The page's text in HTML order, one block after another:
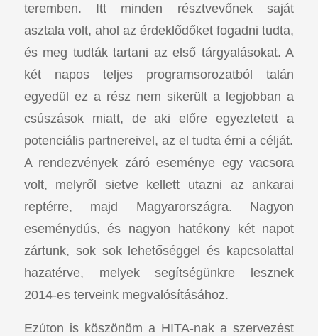
teremben. Itt minden résztvevőnek saját
asztala volt, ahol az érdeklődőket fogadni tudta,
és meg tudták tartani az első tárgyalásokat. A
két napos teljes programsorozatból talán
egyedül ez a rész nem sikerült a legjobban a
csúszások miatt, de aki előre egyeztetett a
potenciális partnereivel, az el tudta érni a célját.
A rendezvények záró eseménye egy vacsora
volt, melyről sietve kellett utazni az ankarai
reptérre, majd Magyarországra. Nagyon
eseménydús, és nagyon hatékony két napot
zártunk, sok sok lehetőséggel és kapcsolattal
hazatérve, melyek segítségünkre lesznek
2014-es terveink megvalósításához.
Ezúton is köszönöm a HITA-nak a szervezést